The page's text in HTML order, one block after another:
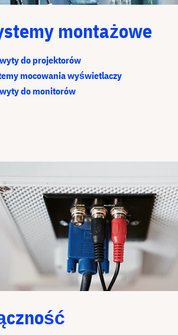
montażowe
do projektorów
mocowania wyświetlaczy
do monitorów